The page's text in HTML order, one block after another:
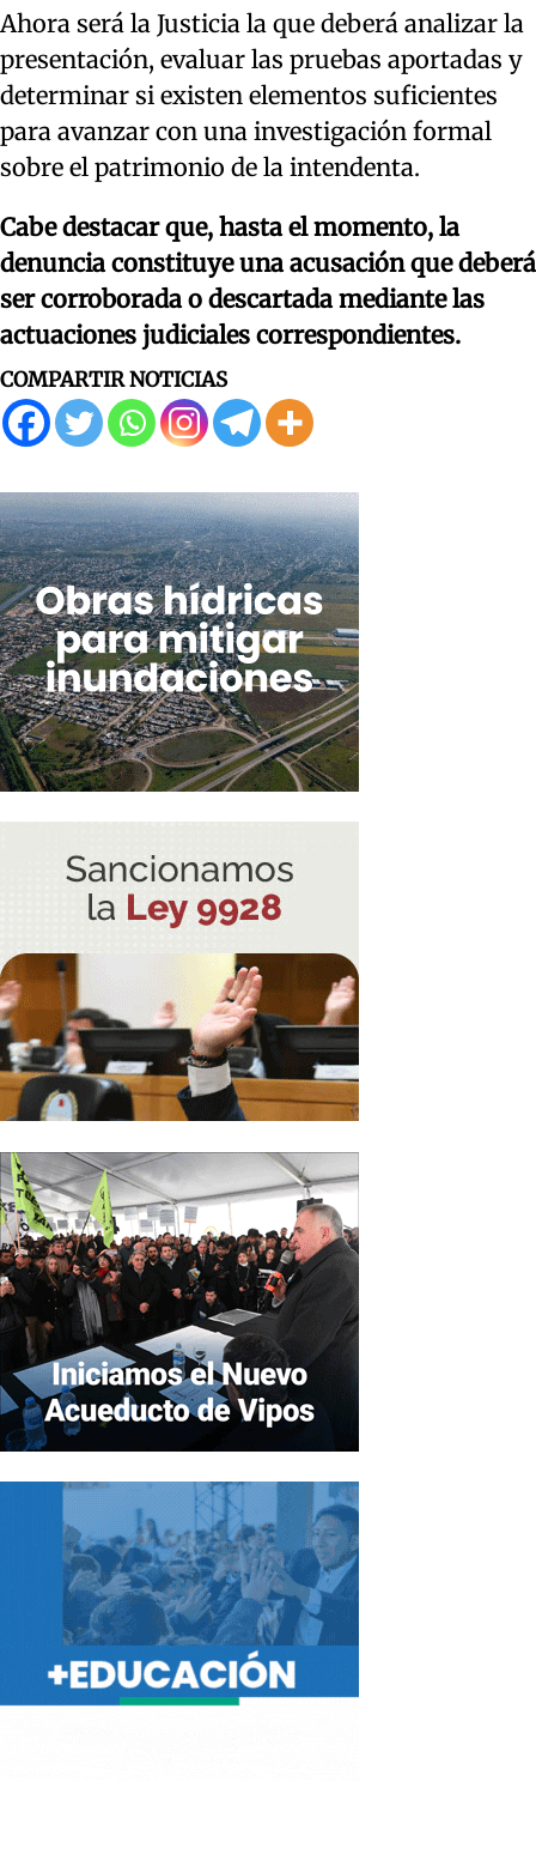
Ahora será la Justicia la que deberá analizar la
presentación, evaluar las pruebas aportadas y
determinar si existen elementos suficientes
para avanzar con una investigación formal
sobre el patrimonio de la intendenta.
Cabe destacar que, hasta el momento, la
denuncia constituye una acusación que deberá
ser corroborada o descartada mediante las
actuaciones judiciales correspondientes.
COMPARTIR NOTICIAS